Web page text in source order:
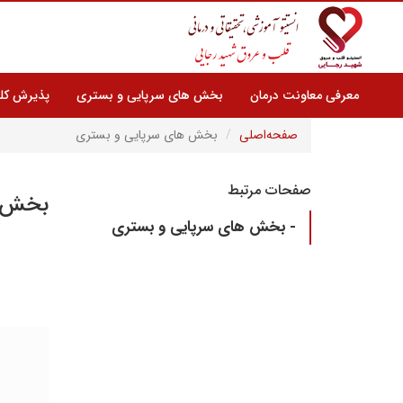
معرفی معاونت درمان بخش های سرپایی و بستری پذیرش
صفحه‌اصلی
بخش های سرپایی و بستری
بخش صفحات مرتبط
- بخش های سرپایی و بستری